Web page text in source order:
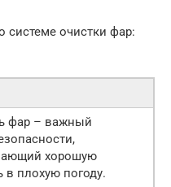
очистки фар:
фар – важный
хорошую
в плохую погоду.